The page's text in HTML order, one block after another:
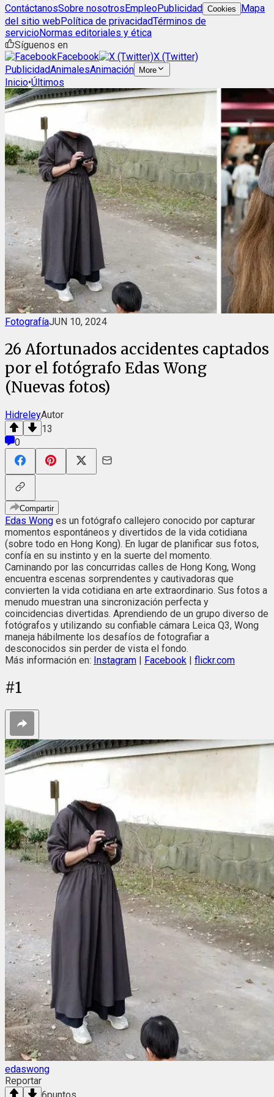
ContáctanosSobre nosotrosEmpleoPublicidad Cookies
Mapa
del sitio webPolítica de privacidadTérminos de
servicioNormas editoriales y ética
Síguenos en
Facebook
X (Twitter)
PublicidadAnimalesAnimación More
Inicio•Últimos
FotografíaJUN 10, 2024
26 Afortunados accidentes captados
por el fotógrafo Edas Wong
(Nuevas fotos)
HidreleyAutor
13
0
Compartir
Edas Wong es un fotógrafo callejero conocido por capturar
momentos espontáneos y divertidos de la vida cotidiana
(sobre todo en Hong Kong). En lugar de planificar sus fotos,
confía en su instinto y en la suerte del momento.
Caminando por las concurridas calles de Hong Kong, Wong
encuentra escenas sorprendentes y cautivadoras que
convierten la vida cotidiana en arte extraordinario. Sus fotos a
menudo muestran una sincronización perfecta y
coincidencias divertidas. Aprendiendo de un grupo diverso de
fotógrafos y utilizando su confiable cámara Leica Q3, Wong
maneja hábilmente los desafíos de fotografiar a
desconocidos sin perder de vista el fondo.
Más información en: Instagram | Facebook | flickr.com
#1
edaswong
Reportar
6puntos